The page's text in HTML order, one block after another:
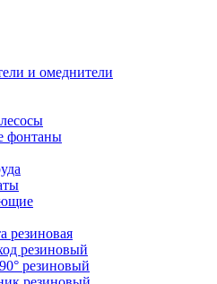
и омеднители
фонтаны
резиновая
резиновый
резиновый